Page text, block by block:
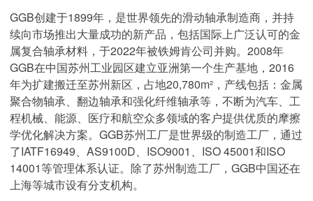
GGB创建于1899年，是世界领先的滑动轴承制造商，并持
续向市场推出大量成功的新产品，包括国际上广泛认可的金
属复合轴承材料，于2022年被铁姆肯公司并购。2008年
GGB在中国苏州工业园区建立亚洲第一个生产基地，2016
年为扩建搬迁至苏州新区，占地20,780m²，产线包括：金属
聚合物轴承、翻边轴承和强化纤维轴承等，不断为汽车、工
程机械、能源、医疗和航空众多领域的客户提供优质的摩擦
学优化解决方案。GGB苏州工厂是世界级的制造工厂，通过
了IATF16949、AS9100D、ISO9001、ISO 45001和ISO
14001等管理体系认证。除了苏州制造工厂，GGB中国还在
上海等城市设有分支机构。